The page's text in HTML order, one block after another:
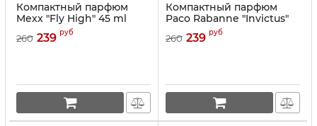
Компактный парфюм
Mexx "Fly High" 45 ml
260 239 руб
Компактный парфюм
Paco Rabanne "Invictus"
260 239 руб